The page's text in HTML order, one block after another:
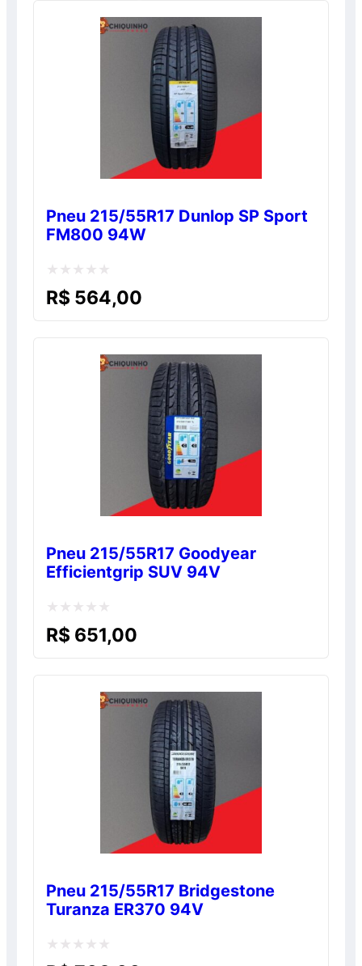
Pneu 215/55R17 Dunlop SP Sport
FM800 94W
Avaliação
R$ 564,00
Pneu 215/55R17 Goodyear
Efficientgrip SUV 94V
Avaliação
R$ 651,00
Pneu 215/55R17 Bridgestone
Turanza ER370 94V